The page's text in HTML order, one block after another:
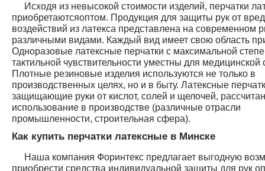
Исходя из невысокой стоимости изделий, перчатки
приобретаютсяоптом. Продукция для защиты рук от
воздействий из латекса представлена на современном
различными видами. Каждый вид имеет свою область
Одноразовые латексные перчатки с максимальной
тактильной чувствительности уместны для
Плотные резиновые изделия используются не только в
производственных целях, но и в быту. Латексные
защищающие руки от кислот, солей и щелочей,
использование в производстве (различные отрасли
промышленности, строительная сфера).
Как купить перчатки латексные в Минске
Наша компания Форинтекс предлагает выгодную
приобрести средства индивидуальной защиты для рук